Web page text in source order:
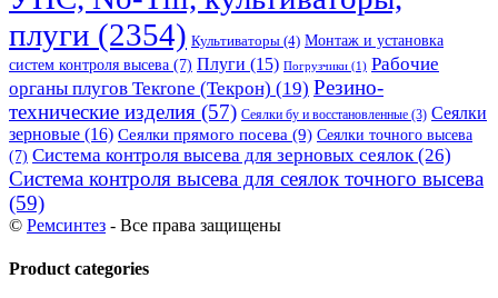
плуги (2354) Культиваторы (4) Монтаж и установка
систем контроля высева (7) Плуги (15) Погрузчики (1) Рабочие
органы плугов Текrоne (Текрон) (19) Резино-
технические изделия (57) Сеялки бу и восстановленные (3) Сеялки
зерновые (16) Сеялки прямого посева (9) Сеялки точного высева
(7) Система контроля высева для зерновых сеялок(26)
Система контроля высева для сеялок точного высева
(59)
© Ремсинтез - Все права защищены
Product categories